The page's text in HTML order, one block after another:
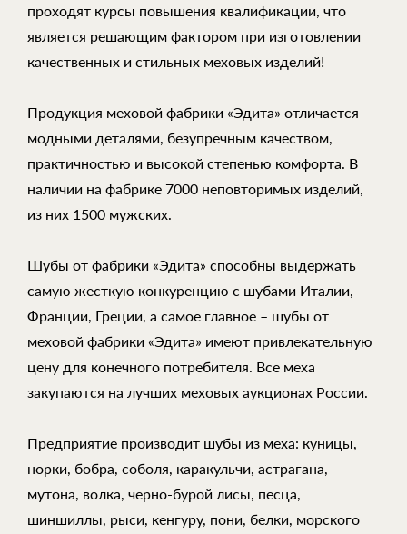
проходят курсы повышения квалификации, что
является решающим фактором при изготовлении
качественных и стильных меховых изделий!
Продукция меховой фабрики «Эдита» отличается –
модными деталями, безупречным качеством,
практичностью и высокой степенью комфорта. В
наличии на фабрике 7000 неповторимых изделий,
из них 1500 мужских.
Шубы от фабрики «Эдита» способны выдержать
самую жесткую конкуренцию с шубами Италии,
Франции, Греции, а самое главное – шубы от
меховой фабрики «Эдита» имеют привлекательную
цену для конечного потребителя. Все меха
закупаются на лучших меховых аукционах России.
Предприятие производит шубы из меха: куницы,
норки, бобра, соболя, каракульчи, астрагана,
мутона, волка, черно-бурой лисы, песца,
шиншиллы, рыси, кенгуру, пони, белки, морского